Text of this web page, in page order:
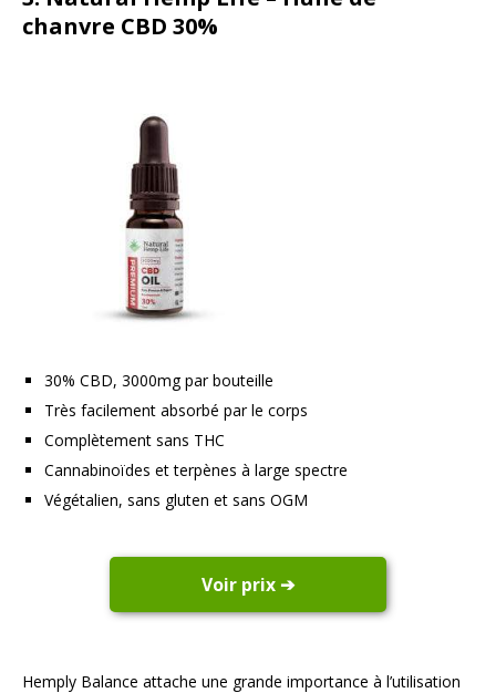
chanvre CBD 30%
30% CBD, 3000mg par bouteille
Très facilement absorbé par le corps
Complètement sans THC
Cannabinoïdes et terpènes à large spectre
Végétalien, sans gluten et sans OGM
Voir prix ➔
Hemply Balance attache une grande importance à l’utilisation